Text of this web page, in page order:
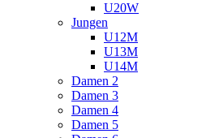
U20W
Jungen
U12M
U13M
U14M
Damen 2
Damen 3
Damen 4
Damen 5